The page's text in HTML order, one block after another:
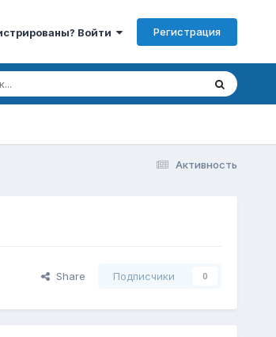
Войти Регистрация
Активность
Share Подписчики 0